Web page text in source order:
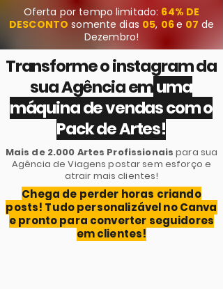
Oferta por tempo limitado: 64% DE
DESCONTO somentedias 05, 06e 07 de
Dezembro!
Transforme o instagram da
sua Agência emuma
máquina de vendas com o
Pack de Artes!
Mais de 2.000 Artes Profissionaispara sua
Agência de Viagens postar sem esforço e
atrair mais clientes!
Chega de perder horas criando
posts! Tudo personalizável no Canva
e pronto para converter seguidores
em clientes!